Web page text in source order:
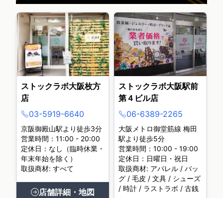
ストックラボ大阪枚方
店
03-5919-6640
京阪御殿山駅より徒歩3分
営業時間：11:00 - 20:00
定休日：なし（臨時休業・
年末年始を除く）
取扱商材: すべて
店舗詳細・地図
ストックラボ大阪駅前
第４ビル店
06-6389-2265
大阪メトロ御堂筋線 梅田
駅より徒歩5分
営業時間：10:00 - 19:00
定休日：日曜日・祝日
取扱商材: アパレル / バッ
グ / 毛皮 / 文具 / シューズ
/ 時計 / ラストラボ / 古銭